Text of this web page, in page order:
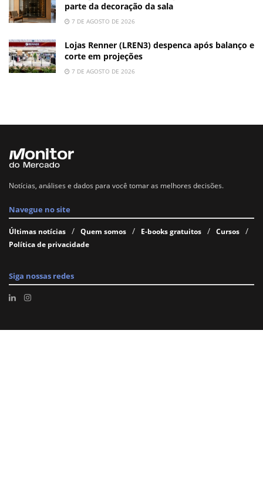
parte da decoração da sala
7 DE AGOSTO DE 2026
Lojas Renner (LREN3) despenca após balanço e
corte em projeções
7 DE AGOSTO DE 2026
Notícias, análises e dados para você tomar as melhores decisões.
Navegue no site
Últimas notícias Quem somos E-books gratuitos
Cursos
Política de privacidade
Siga nossas redes